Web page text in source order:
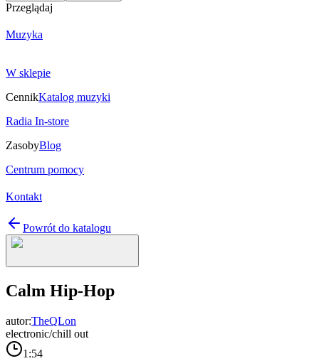
Przeglądaj
Muzyka
W sklepie
CennikKatalog muzyki
Radia In-store
ZasobyBlog
Centrum pomocy
Kontakt
Powrót do katalogu
Calm Hip-Hop
autor:TheQLon
electronic/chill out
1:54